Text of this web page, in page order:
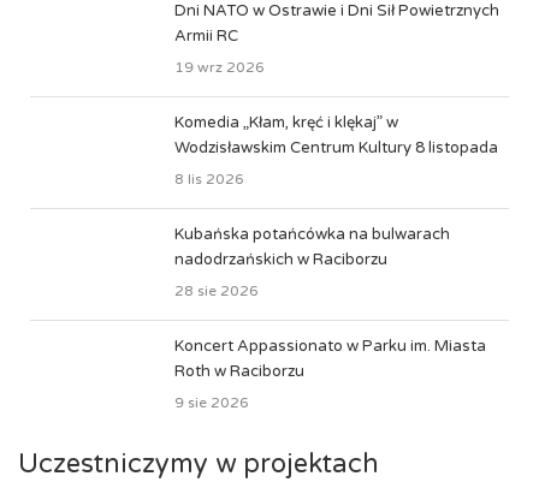
Dni NATO w Ostrawie i Dni Sił Powietrznych
Armii RC
19 wrz 2026
Komedia „Kłam, kręć i klękaj” w
Wodzisławskim Centrum Kultury 8 listopada
8 lis 2026
Kubańska potańcówka na bulwarach
nadodrzańskich w Raciborzu
28 sie 2026
Koncert Appassionato w Parku im. Miasta
Roth w Raciborzu
9 sie 2026
Uczestniczymy w projektach